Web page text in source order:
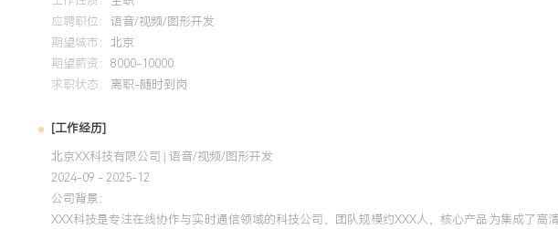
培训经历
定制化解码器与滤镜链，优化了视频转码流程，使得1080P视频转码效率提升XXX%，同时
降低了XXX%的第三方转码服务依赖成本。输出的《FFmpeg在工程中的实践指南》被团队
用作开发参考。
应聘职位： 语音/视频/图形开发
期望城市： 北京
期望薪资： 8000-10000
求职状态： 离职-随时到岗
[工作经历]
北京XX科技有限公司 | 语音/视频/图形开发
2024-09 - 2025-12
公司背景：
XXX科技是专注在线协作与实时通信领域的科技公司，团队规模约XXX人，核心产品为集成了